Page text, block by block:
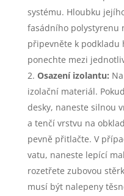
systému. Hloubku
fasádního polystyrenu
připevněte k podkladu
ponechte mezi
Osazení izolantu:
izolační materiál.
desky, naneste silnou
a tenčí vrstvu na
pevně přitlačte. V
vatu, naneste lepící
rozetřete zubovou
musí být nalepeny